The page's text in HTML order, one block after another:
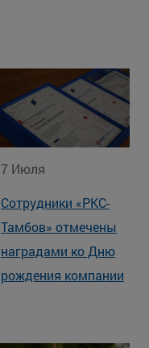
7 Июля
Сотрудники «РКС-
Тамбов» отмечены
наградами ко Дню
рождения компании